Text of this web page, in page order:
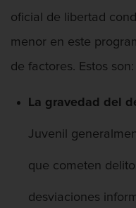
Fraude
Acecho
oficial de libertad
menor en este
de factores. Estos son:
La gravedad del
Juvenil
que cometen
desviaciones